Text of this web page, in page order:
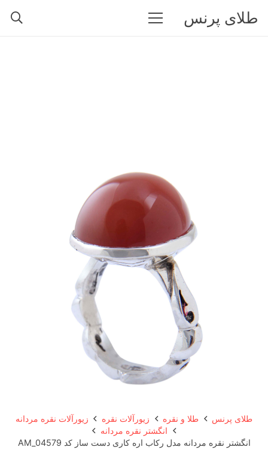
طلای پرنس
طلای پرنس طلا و نقره زیورآلات نقره
زیورآلات نقره مردانه
انگشتر نقره مردانه
انگشتر نقره مردانه مدل رکاب اره کاری دست ساز کد AM_04579